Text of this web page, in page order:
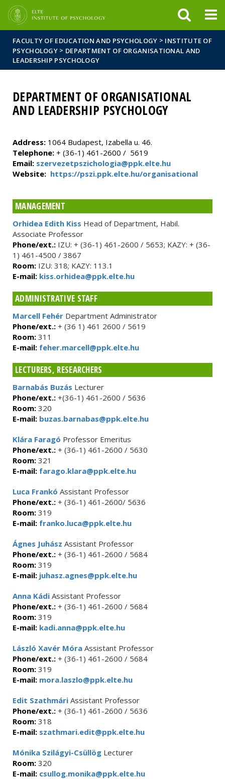
FACULTY OF EDUCATION AND PSYCHOLOGY > INSTITUTE OF
PSYCHOLOGY > DEPARTMENT OF ORGANISATIONAL AND
LEADERSHIP PSYCHOLOGY
DEPARTMENT OF ORGANISATIONAL
AND LEADERSHIP PSYCHOLOGY
Address: 1064 Budapest, Izabella u. 46.
Telephone: + (36-1) 461-2600 / 5619
Email: szervezetpszichologia@ppk.elte.hu
Website: https://pszi.ppk.elte.hu/organisational​​​​​​​
MANAGEMENT
Orhidea Edith Kiss Head of Department, Habil.
Associate Professor
Phone/ext.: IZU: + (36-1) 461-2600 / 5653; KAZY: + (36-
1) 461-4500 / 3867
Room: IZU: 318; KAZY: 113.1
E-mail: kiss.orhidea@ppk.elte.hu
ADMINISTRATIVE STAFF
Marcell Fehér Department Administrator
Phone/ext.: + (36 1) 461 2600 / 5619
Room: 311
E-mail: feher.marcell@ppk.elte.hu
LECTURERS, RESEARCHERS
Barnabás Buzás Lecturer
Phone/ext.: +(36-1) 461-2600 / 5636
Room: 320
E-mail: buzas.barnabas@ppk.elte.hu
Klára Faragó Professor Emeritus
Phone/ext.: + (36-1) 461-2600 / 5630
Room: 321
E-mail: farago.klara@ppk.elte.hu
Luca Frankó Assistant Professor
Phone/ext.: + (36-1) 461-2600/ 5636
Room: 319
E-mail: franko.luca@ppk.elte.hu
Ágnes Juhász Assistant Professor
Phone/ext.: + (36-1) 461-2600 / 5684
Room: 319
E-mail: juhasz.agnes@ppk.elte.hu
Anna Kádi Assistant Professor
Phone/ext.: + (36-1) 461-2600 / 5684
Room: 319
E-mail: kadi.anna@ppk.elte.hu
László Xavér Móra Assistant Professor
Phone/ext.: + (36-1) 461-2600 / 5684
Room: 319
E-mail: mora.laszlo@ppk.elte.hu
Edit Szathmári Assistant Professor
Phone/ext.: + (36-1) 461-2600 / 5636
Room: 318
E-mail: szathmari.edit@ppk.elte.hu
Mónika Szilágyi-Csüllög Lecturer
Room: 320
E-mail: csullog.monika@ppk.elte.hu